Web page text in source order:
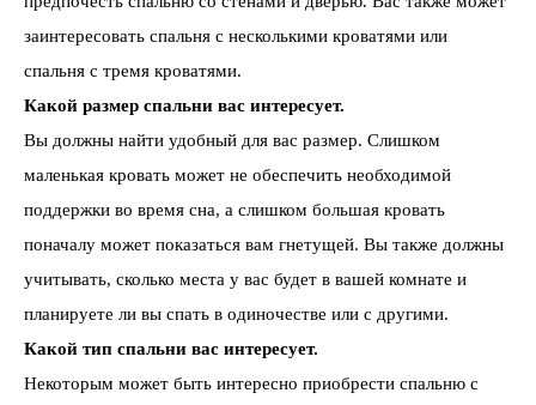
заинтересовать спальня с несколькими кроватями или
спальня с тремя кроватями.
Какой размер спальни вас интересует.
Вы должны найти удобный для вас размер. Слишком
маленькая кровать может не обеспечить необходимой
поддержки во время сна, а слишком большая кровать
поначалу может показаться вам гнетущей. Вы также должны
учитывать, сколько места у вас будет в вашей комнате и
планируете ли вы спать в одиночестве или с другими.
Какой тип спальни вас интересует.
Некоторым может быть интересно приобрести спальню с